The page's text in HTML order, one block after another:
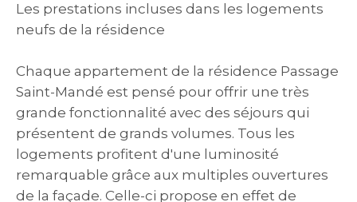
Les prestations incluses dans les logements
neufs de la résidence
Chaque appartement de la résidence Passage
Saint-Mandé est pensé pour offrir une très
grande fonctionnalité avec des séjours qui
présentent de grands volumes. Tous les
logements profitent d'une luminosité
remarquable grâce aux multiples ouvertures
de la façade. Celle-ci propose en effet de